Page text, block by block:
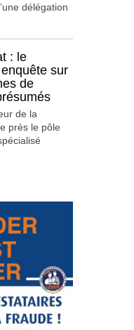
délégation
: le
sur
de
de la
près le pôle